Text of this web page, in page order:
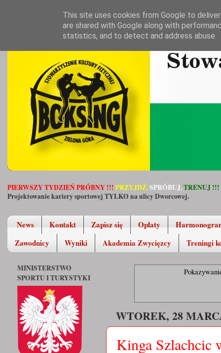
PIERWSZY TYDZIEŃ PRÓBNY !!! PRZYJDŹ,SPRÓBUJ,TRENUJ !!!
Projektowanie kariery sportowej TYLKO na ulicy Dworcowej.
News Kontakt Zapisz się Opłaty
Zawodnicy
Wyniki Akademia Zwycięzcy Treningi
WTOREK, 28
Kinga Szlachcic
MINISTERSTWO
SPORTU I TURYSTYKI
This site uses cookies from Google to
are shared with Google along with
statistics, and to detect and address abuse.